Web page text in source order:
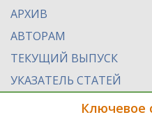
АРХИВ
АВТОРАМ
ТЕКУЩИЙ ВЫПУСК
УКАЗАТЕЛЬ СТАТЕЙ
Ключевое